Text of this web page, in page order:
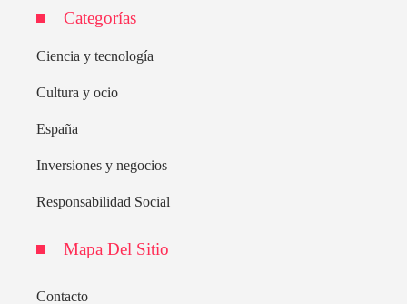
Categorías
Ciencia y tecnología
Cultura y ocio
España
Inversiones y negocios
Responsabilidad Social
Mapa Del Sitio
Contacto